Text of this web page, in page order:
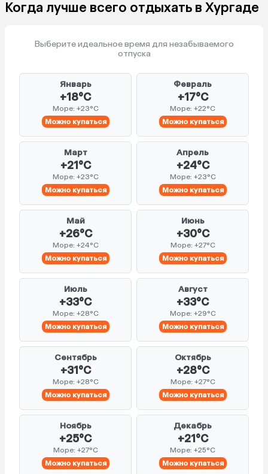
Когда лучше всего отдыхать в Хургаде
Выберите идеальное время для незабываемого
отпуска
Январь
+18°C
Море: +23°C
Можно купаться
Февраль
+17°C
Море: +22°C
Можно купаться
Март
+21°C
Море: +23°C
Можно купаться
Апрель
+24°C
Море: +23°C
Можно купаться
Май
+26°C
Море: +24°C
Можно купаться
Июнь
+30°C
Море: +27°C
Можно купаться
Июль
+33°C
Море: +28°C
Можно купаться
Август
+33°C
Море: +29°C
Можно купаться
Сентябрь
+31°C
Море: +28°C
Можно купаться
Октябрь
+28°C
Море: +27°C
Можно купаться
Ноябрь
+25°C
Море: +27°C
Можно купаться
Декабрь
+21°C
Море: +25°C
Можно купаться